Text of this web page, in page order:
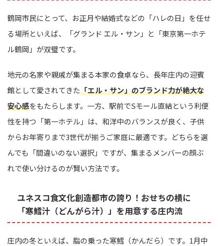
鶴岡市民にとって、お正月や結婚式などの「ハレの日」を任せ
る場所といえば、「グランド エル・サン」と「東京第一ホテ
ル鶴岡」が双璧です。
地元の名家や親戚が集まる本家の食卓なら、長年庄内の迎賓
館として愛されてきた「エル・サン」のブランド力が絶大な
安心感をもたらします。一方、駅前でSモール直結という利便
性を持つ「第一ホテル」は、和洋中のバランスが良く、子供
からお年寄りまで3世代が揃うご家庭に最適です。どちらを選
んでも「間違いのない選択」ですが、集まるメンバーの顔ぶ
れで使い分けるのが賢い方法です。
ユネスコ食文化創造都市の誇り！おせちの横に
「寒鱈汁（どんがら汁）」を用意する庄内流
庄内の冬といえば、脂の乗った寒鱈（かんだら）です。1月中